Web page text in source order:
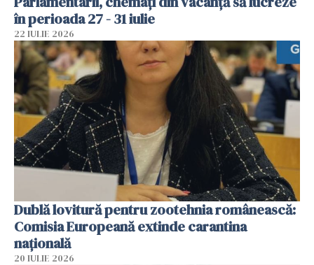
în perioada 27 - 31 iulie
22 IULIE 2026
Dublă lovitură pentru zootehnia românească:
Comisia Europeană extinde carantina
națională
20 IULIE 2026